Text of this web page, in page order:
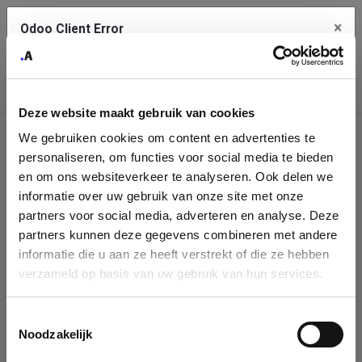
Deze website maakt gebruik van cookies
We gebruiken cookies om content en advertenties te
personaliseren, om functies voor social media te bieden
en om ons websiteverkeer te analyseren. Ook delen we
informatie over uw gebruik van onze site met onze
partners voor social media, adverteren en analyse. Deze
partners kunnen deze gegevens combineren met andere
informatie die u aan ze heeft verstrekt of die ze hebben
verzameld op basis van uw gebruik van hun services.
Noodzakelijk
Company
Identification
Please fill in your company details
You can search a company in our database by name, VAT or
enterprise ID. When a company is selected it will auto-complete the
form. If you don't find your company in our database, you can create
Odoo Client Error ×
service.
See details
Ok